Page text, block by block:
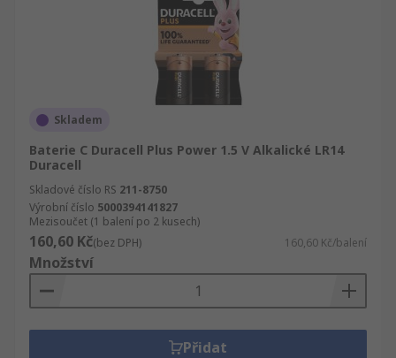
Skladem
Baterie C Duracell Plus Power 1.5 V Alkalické LR14
Duracell
Skladové číslo RS 211-8750
Výrobní číslo 5000394141827
Mezisoučet (1 balení po 2 kusech)
160,60 Kč(bez DPH) 160,60 Kč/balení
Množství
Přidat